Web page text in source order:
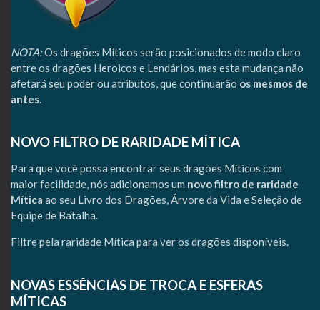
NOTA:Os dragões Míticos serão posicionados de modo claro
entre os dragões Heroicos e Lendários, mas esta mudança não
afetará seu poder ou atributos, que continuarão os mesmos de
antes.
NOVO FILTRO DE RARIDADE MÍTICA
Para que você possa encontrar seus dragões Míticos com
maior facilidade, nós adicionamos um novo filtro de raridade
Mítica ao seu Livro dos Dragões, Árvore da Vida e Seleção de
Equipe de Batalha.
Filtre pela raridade Mítica para ver os dragões disponíveis.
NOVAS ESSÊNCIAS DE TROCA E ESFERAS
MÍTICAS